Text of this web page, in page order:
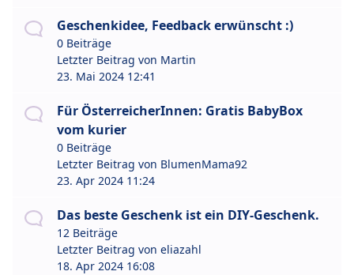
Geschenkidee, Feedback erwünscht :)
0 Beiträge
Letzter Beitrag von Martin
23. Mai 2024 12:41
Für ÖsterreicherInnen: Gratis BabyBox
vom kurier
0 Beiträge
Letzter Beitrag von BlumenMama92
23. Apr 2024 11:24
Das beste Geschenk ist ein DIY-Geschenk.
12 Beiträge
Letzter Beitrag von eliazahl
18. Apr 2024 16:08